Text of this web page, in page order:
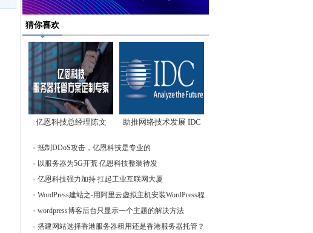
猜你喜欢
亿恩科技总经理陈文
先
助推网络技术发展 IDC
抵制DDoS攻击，亿恩科技是专业的
以服务器为5G开荒 亿恩科技整装待发
亿恩科技强力加持 扛起工业互联网大厦
WordPress建站之-用阿里云虚拟主机安装WordPress程
序！
wordpress博客后台只显示一个主题的解决方法
搭建网站选择香港服务器租用还是香港服务器托管？